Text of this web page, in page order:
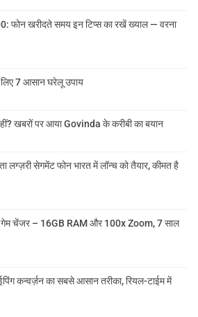
खरीदते समय इन टिप्स का रखें ख्याल — वरना
7 आसान घरेलू उपाय
खबरों पर आया Govinda के करीबी का बयान
सेगमेंट फोन भारत में लॉन्च को तैयार, कीमत है
चेंजर – 16GB RAM और 100x Zoom, 7 साल
कन्वर्ज़न का सबसे आसान तरीका, रियल-टाईम में